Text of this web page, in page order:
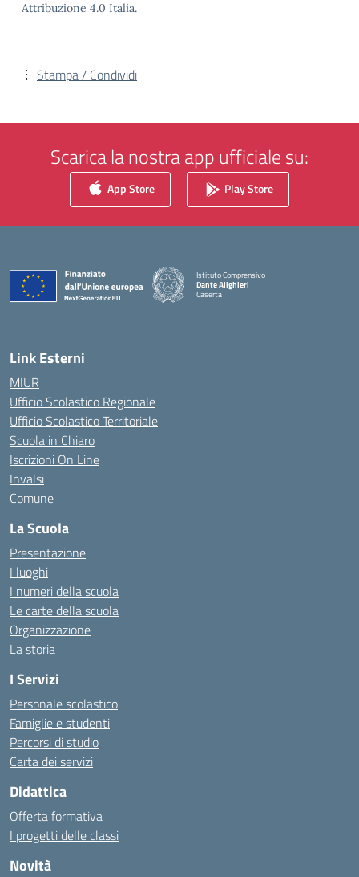
Attribuzione 4.0 Italia.
Stampa / Condividi
Scarica la nostra app ufficiale su:
App Store Play Store
Istituto Comprensivo
Dante Alighieri
Caserta
Link Esterni
MIUR
Ufficio Scolastico Regionale
Ufficio Scolastico Territoriale
Scuola in Chiaro
Iscrizioni On Line
Invalsi
Comune
La Scuola
Presentazione
I luoghi
I numeri della scuola
Le carte della scuola
Organizzazione
La storia
I Servizi
Personale scolastico
Famiglie e studenti
Percorsi di studio
Carta dei servizi
Didattica
Offerta formativa
I progetti delle classi
Novità